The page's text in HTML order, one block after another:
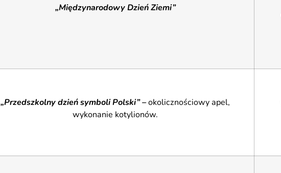
„Międzynarodowy Dzień Ziemi”
„Przedszkolny dzień symboli Polski” –okolicznościowy apel,
wykonanie kotylionów.